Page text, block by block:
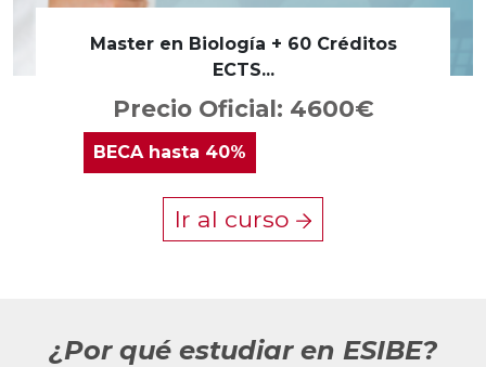
Master en Biología + 60 Créditos
ECTS...
Precio Oficial: 4600€
BECA hasta 40%
Ir al curso
¿Por qué estudiar en ESIBE?